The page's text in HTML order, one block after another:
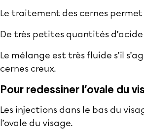
Le traitement des cernes
De très petites quantités
Le mélange est très fluide s’il
cernes creux.
Pour redessiner l’ovale du
Les injections dans le bas du
l’ovale du visage.